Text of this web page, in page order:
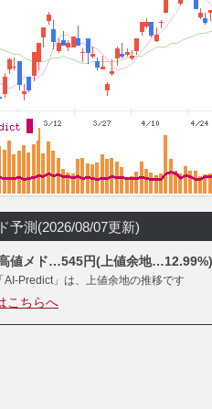
予測(2026/08/07更新)
値メド…545円(上値余地…12.99%)
Predict」は、上値余地の推移です
こちらへ